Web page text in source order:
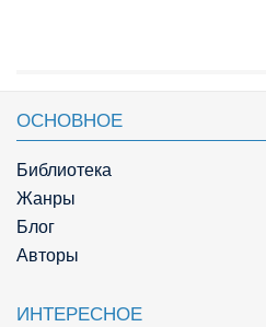
ОСНОВНОЕ
Библиотека
Жанры
Блог
Авторы
ИНТЕРЕСНОЕ